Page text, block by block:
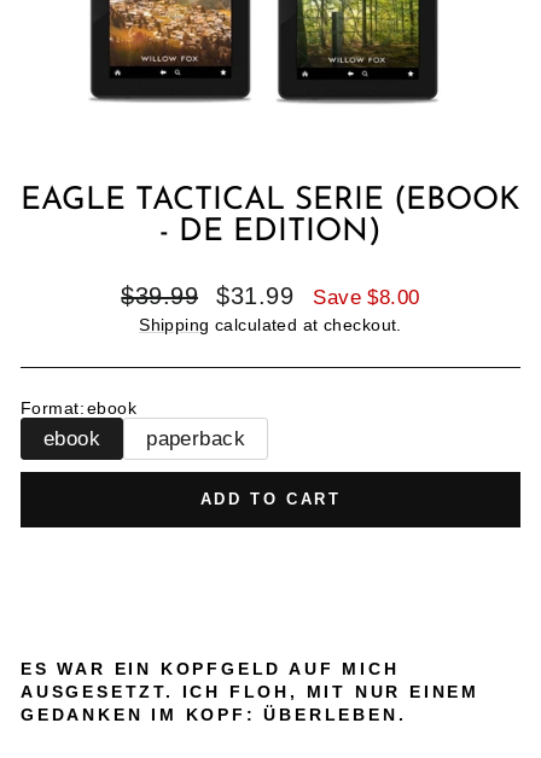
EAGLE TACTICAL SERIE (EBOOK
- DE EDITION)
Regular
price
$39.99
Sale
price
$31.99 Save $8.00
Shipping calculated at checkout.
Format:ebook
ebook paperback
ADD TO CART
ES WAR EIN KOPFGELD AUF MICH
AUSGESETZT. ICH FLOH, MIT NUR EINEM
GEDANKEN IM KOPF: ÜBERLEBEN.